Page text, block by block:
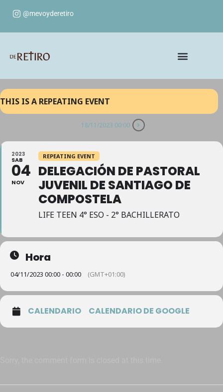
@mevoyderetiro
THIS IS A REPEATING EVENT
18/11/2023 00:00
2023
SAB
04
NOV
REPEATING EVENT
DELEGACIÓN DE PASTORAL
JUVENIL DE SANTIAGO DE
COMPOSTELA
LIFE TEEN 4° ESO - 2° BACHILLERATO
Hora
04/11/2023 00:00 - 00:00 (GMT+01:00)
CALENDARIO CALENDARIO DE GOOGLE